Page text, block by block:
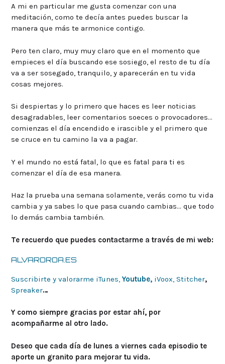
A mi en particular me gusta comenzar con una
meditación, como te decía antes puedes buscar la
manera que más te armonice contigo.
Pero ten claro, muy muy claro que en el momento que
empieces el día buscando ese sosiego, el resto de tu día
va a ser sosegado, tranquilo, y aparecerán en tu vida
cosas mejores.
Si despiertas y lo primero que haces es leer noticias
desagradables, leer comentarios soeces o provocadores…
comienzas el día encendido e irascible y el primero que
se cruce en tu camino la va a pagar.
Y el mundo no está fatal, lo que es fatal para ti es
comenzar el día de esa manera.
Haz la prueba una semana solamente, verás como tu vida
cambia y ya sabes lo que pasa cuando cambias… que todo
lo demás cambia también.
Te recuerdo que puedes contactarme a través de mi web:
ALVAROROA.ES
Suscribirte y valorarme iTunes, Youtube, iVoox, Stitcher,
Spreaker…
Y como siempre gracias por estar ahí, por
acompañarme al otro lado.
Deseo que cada día de lunes a viernes cada episodio te
aporte un granito para mejorar tu vida.